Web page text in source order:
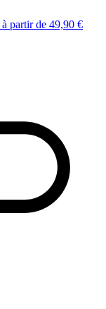
à partir de 49,90 €